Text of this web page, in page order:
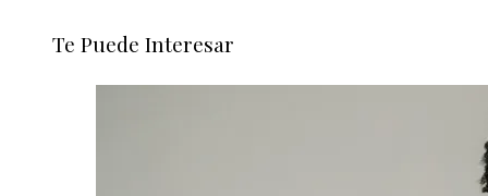
Te Puede Interesar